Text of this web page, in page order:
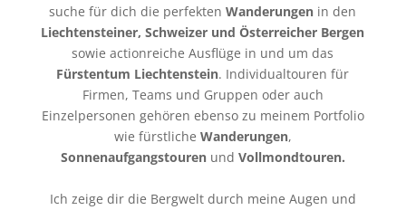
suche für dich die perfektenWanderungen in den
Liechtensteiner, Schweizer und Österreicher Bergen
sowie actionreiche Ausflüge in und um das
Fürstentum Liechtenstein. Individualtouren für
Firmen, Teams und Gruppen oder auch
Einzelpersonen gehören ebenso zu meinem Portfolio
wie fürstliche Wanderungen,
Sonnenaufgangstourenund Vollmondtouren.
Ich zeige dir die Bergwelt durch meine Augen und